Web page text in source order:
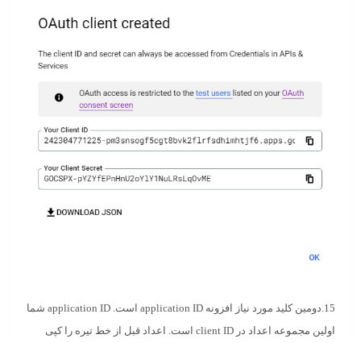
15.دومین کلید مورد نیاز افزونه application ID است. application ID شما
اولین مجموعه اعداد در client ID است. اعداد قبل از خط تیره را کپی